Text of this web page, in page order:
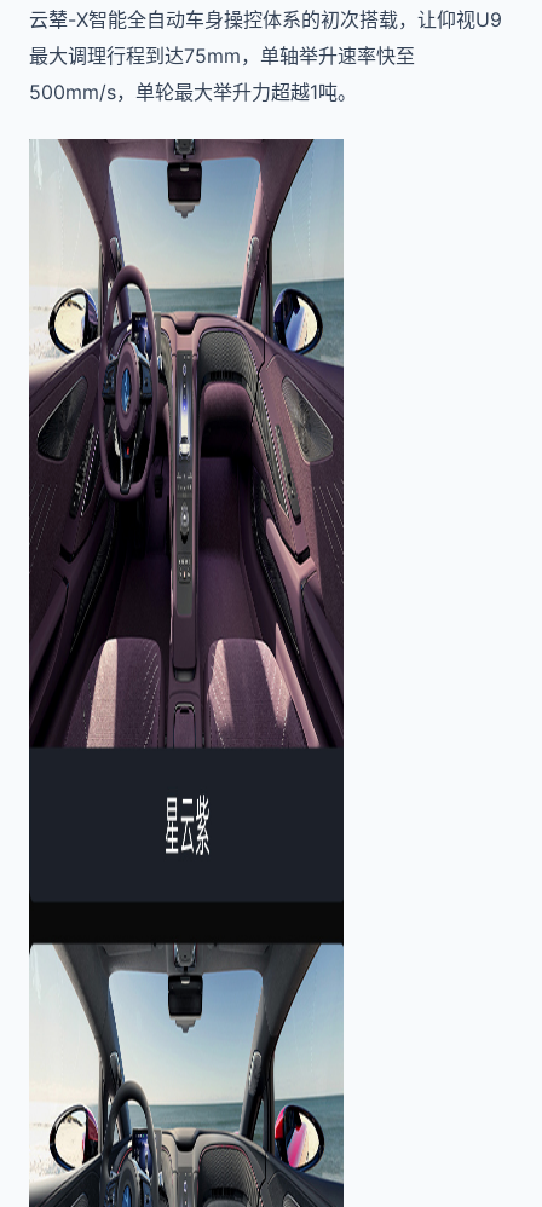
云辇-X智能全自动车身操控体系的初次搭载，让仰视U9
最大调理行程到达75mm，单轴举升速率快至
500mm/s，单轮最大举升力超越1吨。